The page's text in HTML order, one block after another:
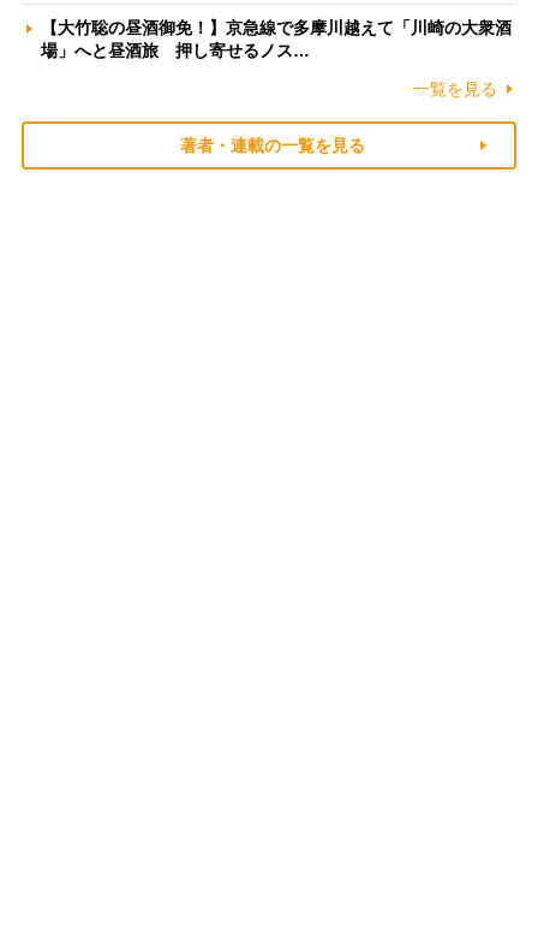
【大竹聡の昼酒御免！】京急線で多摩川越えて「川崎の大衆酒
場」へと昼酒旅 押し寄せるノス…
一覧を見る
著者・連載の一覧を見る